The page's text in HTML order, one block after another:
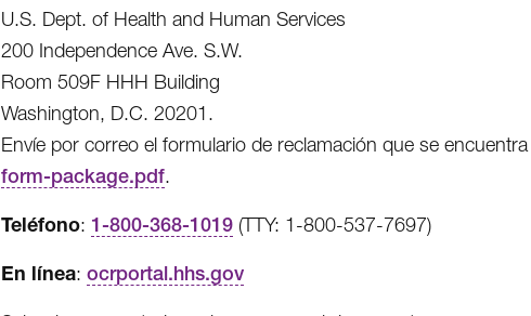
U.S. Dept. of Health and Human Services
200 Independence Ave. S.W.
Room 509F HHH Building
Washington, D.C. 20201.
Envíe por correo el formulario de reclamación que se encuentra
form-package.pdf.
Teléfono: 1-800-368-1019 (TTY: 1-800-537-7697)
En línea: ocrportal.hhs.gov